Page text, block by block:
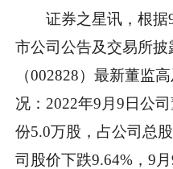
证券之星讯，根据
市公司公告及交易所
（002828）最新董监
况：2022年9月9日公
份5.0万股，占公司总
司股价下跌9.64%，9